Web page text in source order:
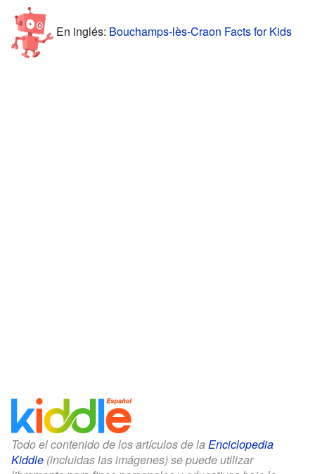
En inglés: Bouchamps-lès-Craon Facts for Kids
Todo el contenido de los artículos de la Enciclopedia
Kiddle (incluidas las imágenes) se puede utilizar